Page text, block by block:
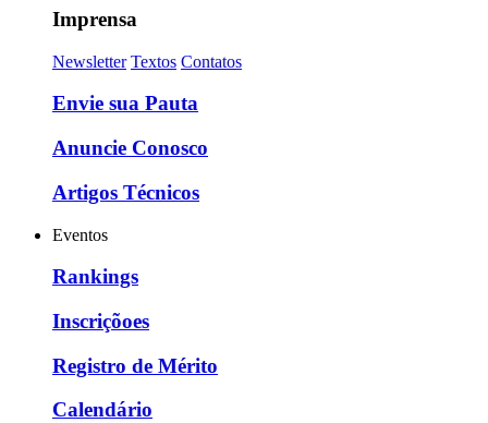
Imprensa
Newsletter Textos Contatos
Envie sua Pauta
Anuncie Conosco
Artigos Técnicos
Eventos
Rankings
Inscriçõoes
Registro de Mérito
Calendário